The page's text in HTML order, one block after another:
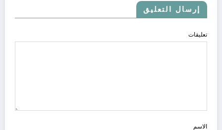
إرسال التعليق
تعليقات
الاسم